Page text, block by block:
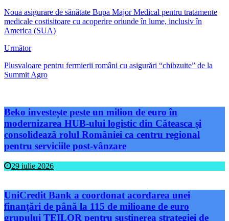
Noua asigurare de sănătate Bupa Major Medical pentru tratamente
medicale costisitoare cu acoperire oriunde în lume, inclusiv în
America (SUA)
Următor
Plusvaloare pentru fermierii români cu asigurări “chibzuite” de la
Summit Agro
Beko investește peste un milion de euro în
modernizarea HUB-ului logistic din Căteasca și
consolidează rolul României ca centru regional
pentru serviciile post-vânzare
29 iulie 2026
UniCredit Bank a coordonat acordarea unei
finanțări de până la 115 de milioane de euro
grupului TEILOR pentru susținerea strategiei de